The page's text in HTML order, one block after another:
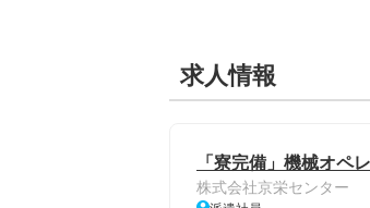
求人情報
「寮完備」機械オペ
株式会社京栄センター